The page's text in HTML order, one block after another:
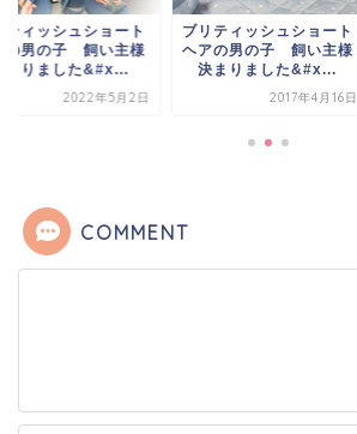
ティッシュショート
の男の子 飼い主様
りました&#x...
2022年5月2日
ブリティッシュショート
ヘアの男の子 飼い主様
決まりました&#x...
2017年4月16日
COMMENT